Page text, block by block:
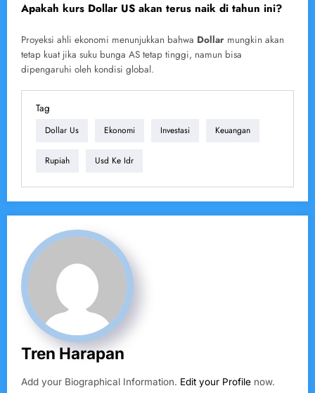
Apakah kurs Dollar US akan terus naik di tahun ini?
Proyeksi ahli ekonomi menunjukkan bahwa Dollar mungkin akan
tetap kuat jika suku bunga AS tetap tinggi, namun bisa
dipengaruhi oleh kondisi global.
Tag
Dollar Us Ekonomi Investasi Keuangan
Rupiah Usd Ke Idr
Tren Harapan
Add your Biographical Information. Edit your Profile now.